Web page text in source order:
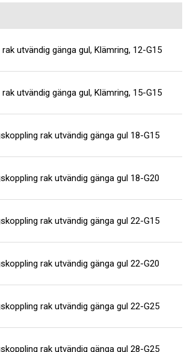
rak utvändig gänga gul, Klämring, 12-G15
rak utvändig gänga gul, Klämring, 15-G15
rak utvändig gänga gul 18-G15
rak utvändig gänga gul 18-G20
rak utvändig gänga gul 22-G15
rak utvändig gänga gul 22-G20
rak utvändig gänga gul 22-G25
rak utvändig gänga gul 28-G25